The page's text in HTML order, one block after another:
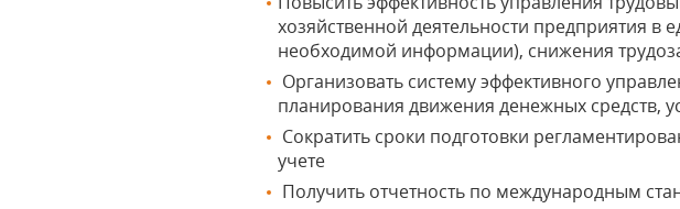
хозяйственной деятельности предприятия
необходимой информации), снижения
Организовать систему эффективного
планирования движения денежных средств,
Сократить сроки подготовки
учете
Получить отчетность по международным